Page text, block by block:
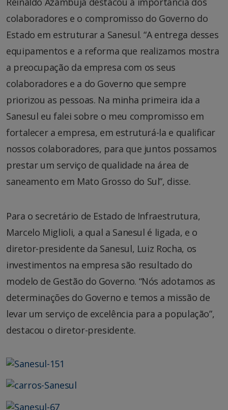
colaboradores e o compromisso do Governo do
Estado em estruturar a Sanesul. “A entrega desses
equipamentos e a reforma que realizamos mostra
a preocupação da empresa com os seus
colaboradores e a do Governo que sempre
priorizou as pessoas. Na minha primeira ida a
Sanesul eu falei sobre o meu compromisso em
fortalecer a empresa, em estruturá-la e qualificar
nossos colaboradores, para que juntos possamos
prestar um serviço de qualidade na área de
saneamento em Mato Grosso do Sul”, disse.
Para o secretário de Estado de Infraestrutura,
Marcelo Miglioli, a qual a Sanesul é ligada, e o
diretor-presidente da Sanesul, Luiz Rocha, os
investimentos na empresa são resultado do
modelo de Gestão do Governo. “Nós adotamos as
determinações do Governo e temos a missão de
levar um serviço de excelência para a população”,
destacou o diretor-presidente.